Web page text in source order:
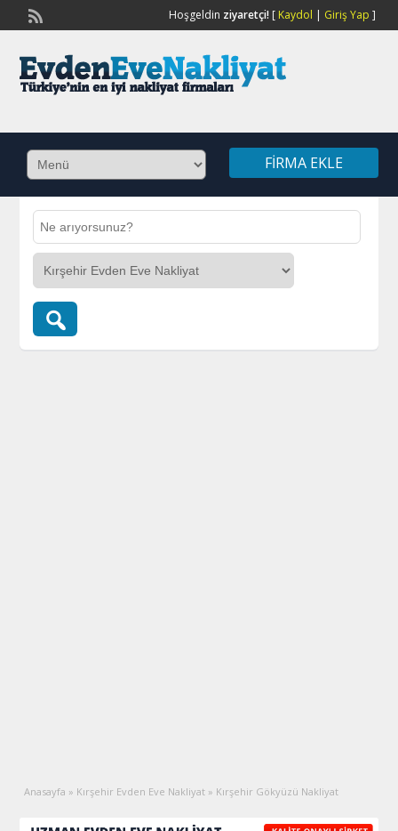
Hoşgeldin ziyaretçi![ Kaydol | Giriş Yap ]
FIRMA EKLE
Anasayfa » Kırşehir Evden Eve Nakliyat » Kırşehir Gökyüzü Nakliyat